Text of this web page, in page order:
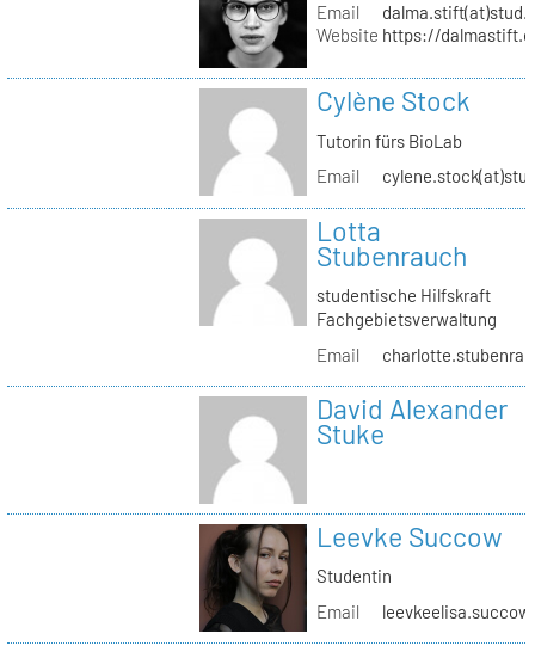
Email
Website https://
Cylène Stock
Tutorin fürs BioLab
Email
Lotta
Stubenrauch
studentische Hilfskraft
Fachgebietsverwaltung
Email
David Alexander
Stuke
Leevke Succow
Studentin
Email